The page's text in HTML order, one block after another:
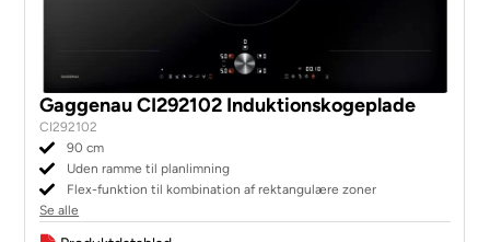
Gaggenau CI292102 Induktionskogeplade
CI292102
90 cm
Uden ramme til planlimning
Flex-funktion til kombination af rektangulære zoner
Se alle